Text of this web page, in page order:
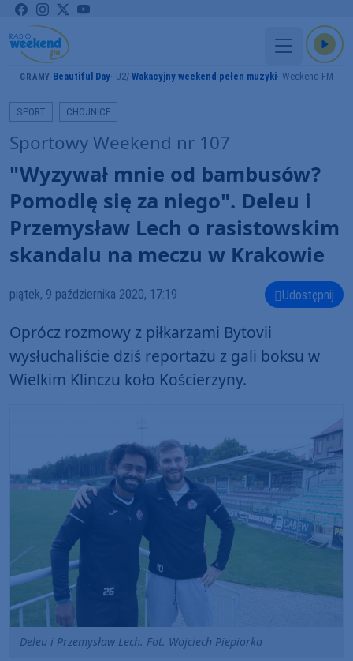
GRAMY Beautiful Day U2 Wakacyjny weekend pełen muzyki Weekend FM
SPORT CHOJNICE
Sportowy Weekend nr 107
"Wyzywał mnie od bambusów?
Pomodlę się za niego". Deleu i
Przemysław Lech o rasistowskim
skandalu na meczu w Krakowie
piątek, 9 października 2020, 17:19 Udostępnij
Oprócz rozmowy z piłkarzami Bytovii
wysłuchaliście dziś reportażu z gali boksu w
Wielkim Klinczu koło Kościerzyny.
Deleu i Przemysław Lech. Fot. Wojciech Piepiorka